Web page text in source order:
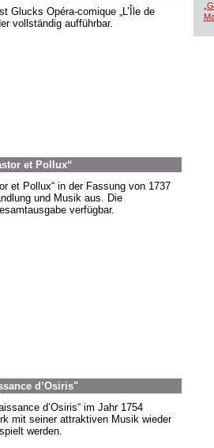
Glucks Opéra-comique „L’Île de
vollständig aufführbar.
et Pollux“
et Pollux“ in der Fassung von 1737
und Musik aus. Die
verfügbar.
d’Osiris"
d’Osiris“ im Jahr 1754
mit seiner attraktiven Musik wieder
werden.